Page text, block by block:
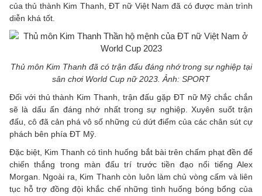
của thủ thành Kim Thanh, ĐT nữ Việt Nam đã có được màn trình
diễn khá tốt.
Thủ môn Kim Thanh đã có trận đấu đáng nhớ trong sự nghiệp tại
sân chơi World Cup nữ 2023. Ảnh: SPORT
Đối với thủ thành Kim Thanh, trận đấu gặp ĐT nữ Mỹ chắc chắn
sẽ là dấu ấn đáng nhớ nhất trong sự nghiệp. Xuyên suốt trận
đấu, cô đã cản phá vô số những cú dứt điểm của các chân sút cự
phách bên phía ĐT Mỹ.
Đặc biệt, Kim Thanh có tình huống bắt bài trên chấm phạt đền để
chiến thắng trong màn đấu trí trước tiền đạo nổi tiếng Alex
Morgan. Ngoài ra, Kim Thanh còn luôn làm chủ vòng cấm và liên
tục hỗ trợ đồng đội khắc chế những tình huống bóng bổng của